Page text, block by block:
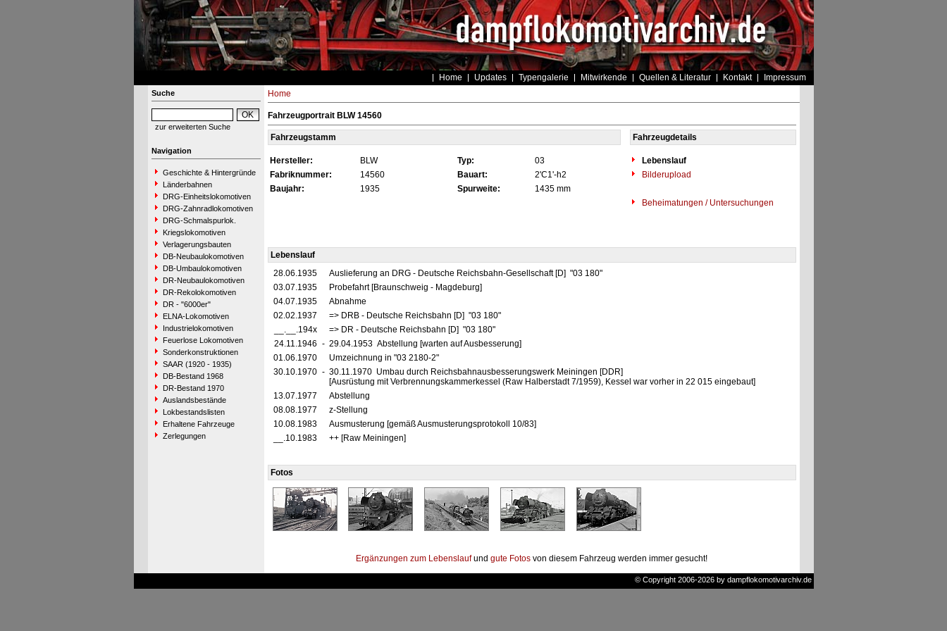
Home Updates Typengalerie Mitwirkende Quellen & Literatur Kontakt Impressum
Suche
zur erweiterten Suche
Navigation
Geschichte & Hintergründe
Länderbahnen
DRG-Einheitslokomotiven
DRG-Zahnradlokomotiven
DRG-Schmalspurlok.
Kriegslokomotiven
Verlagerungsbauten
DB-Neubaulokomotiven
DB-Umbaulokomotiven
DR-Neubaulokomotiven
DR-Rekolokomotiven
DR - "6000er"
ELNA-Lokomotiven
Industrielokomotiven
Feuerlose Lokomotiven
Sonderkonstruktionen
SAAR (1920 - 1935)
DB-Bestand 1968
DR-Bestand 1970
Auslandsbestände
Lokbestandslisten
Erhaltene Fahrzeuge
Zerlegungen
Home
Fahrzeugportrait BLW 14560
Fahrzeugstamm Fahrzeugdetails
Hersteller: BLW Typ: 03
Lebenslauf
Fabriknummer:
14560 Bauart: 2'C1'-h2
Bilderupload
Baujahr:
1935 Spurweite:
1435 mm
Beheimatungen / Untersuchungen
Lebenslauf
28.06.1935
Auslieferung an DRG - Deutsche Reichsbahn-Gesellschaft [D] "03 180"
03.07.1935
Probefahrt [Braunschweig - Magdeburg]
04.07.1935
Abnahme
02.02.1937
=> DRB - Deutsche Reichsbahn [D] "03 180"
__.__.194x
=> DR - Deutsche Reichsbahn [D] "03 180"
24.11.1946 - 29.04.1953 Abstellung [warten auf Ausbesserung]
01.06.1970
Umzeichnung in "03 2180-2"
30.10.1970 - 30.11.1970 Umbau durch Reichsbahnausbesserungswerk Meiningen [DDR]
[Ausrüstung mit Verbrennungskammerkessel (Raw Halberstadt 7/1959), Kessel war vorher in 22 015 eingebaut]
13.07.1977
Abstellung
08.08.1977
z-Stellung
10.08.1983
Ausmusterung [gemäß Ausmusterungsprotokoll 10/83]
__.10.1983
++ [Raw Meiningen]
Fotos
Ergänzungen zum Lebenslaufund gute Fotos von diesem Fahrzeug werden immer gesucht!
© Copyright 2006-2026 by dampflokomotivarchiv.de